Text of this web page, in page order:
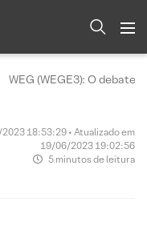
WEG (WEGE3): O debate
18:53:29 • Atualizado em
19/06/2023 19:02:56
5 minutos de leitura